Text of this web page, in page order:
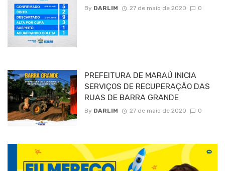
By DARLIM 27 de maio de 2020 0
PREFEITURA DE MARAÚ INICIA
SERVIÇOS DE RECUPERAÇÃO DAS
RUAS DE BARRA GRANDE
By DARLIM 27 de maio de 2020 0